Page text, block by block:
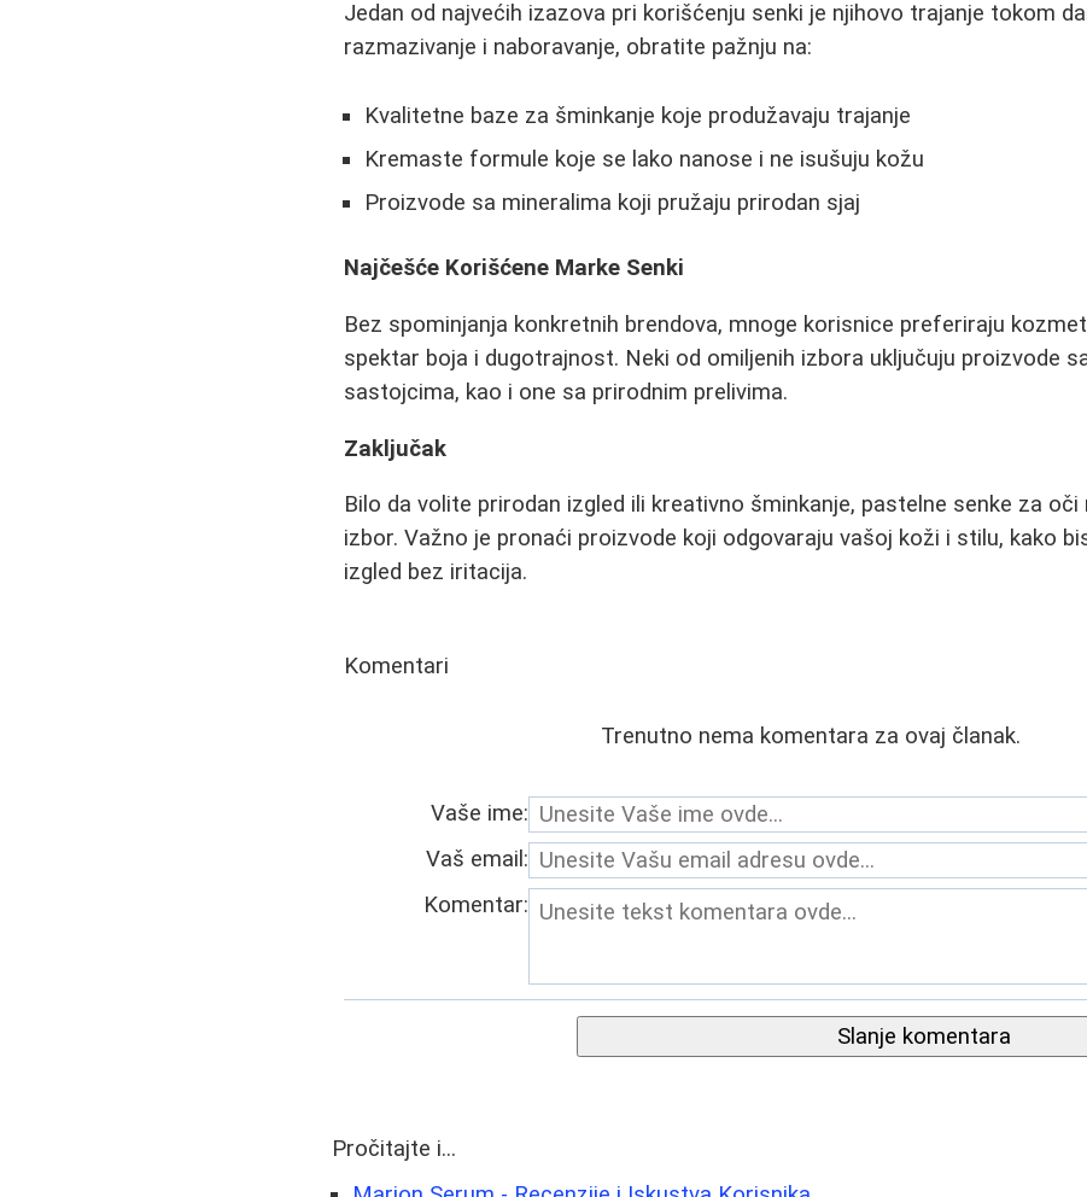
Jedan od najvećih izazova pri korišćenju senki je njihovo trajanje tokom
razmazivanje i naboravanje, obratite pažnju na:
Kvalitetne baze za šminkanje koje produžavaju trajanje
Kremaste formule koje se lako nanose i ne isušuju kožu
Proizvode sa mineralima koji pružaju prirodan sjaj
Najčešće Korišćene Marke Senki
Bez spominjanja konkretnih brendova, mnoge korisnice preferiraju
spektar boja i dugotrajnost. Neki od omiljenih izbora uključuju proizvode
sastojcima, kao i one sa prirodnim prelivima.
Zaključak
Bilo da volite prirodan izgled ili kreativno šminkanje, pastelne senke za
izbor. Važno je pronaći proizvode koji odgovaraju vašoj koži i stilu, kako
izgled bez iritacija.
Komentari
Trenutno nema komentara za ovaj članak.
Vaše ime:
Vaš email:
Komentar:
Slanje komentara
Pročitajte i...